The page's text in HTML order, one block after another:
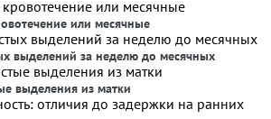
или месячные
выделений за неделю до месячных
выделения из матки